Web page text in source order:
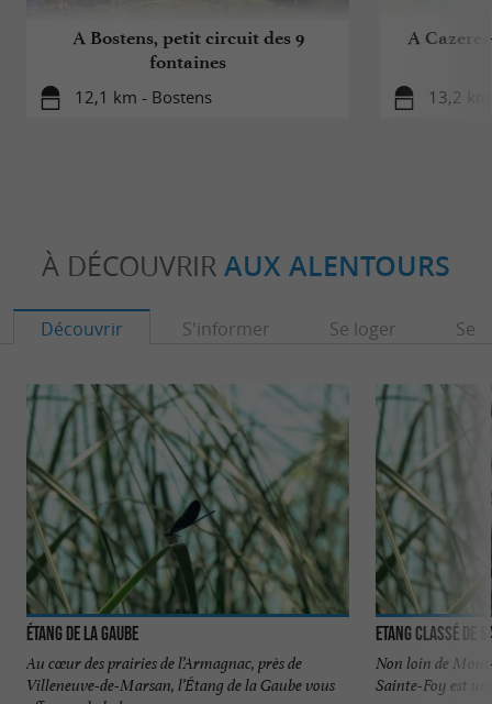
A Bostens, petit circuit des 9
fontaines
12,1 km - Bostens
A
13,2
À DÉCOUVRIR AUX ALENTOURS
Découvrir S'informer Se loger Se
Étang de la Gaube
Au cœur des prairies de l’Armagnac, près de
Villeneuve-de-Marsan, l’Étang de la Gaube vous
Etang classé de
Non loin de
Sainte-Foy est